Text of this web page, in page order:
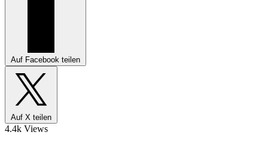
Auf Facebook teilen
Auf X teilen
4.4k Views